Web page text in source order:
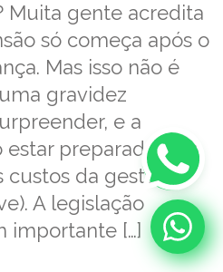
Muita gente acredita
só começa após o
Mas isso não é
gravidez
e a
preparada para
custos da gestação
A legislação
importante […]